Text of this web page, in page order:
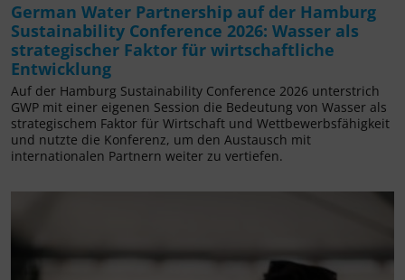
German Water Partnership auf der Hamburg
Sustainability Conference 2026: Wasser als
strategischer Faktor für wirtschaftliche
Entwicklung
Auf der Hamburg Sustainability Conference 2026 unterstrich
GWP mit einer eigenen Session die Bedeutung von Wasser als
strategischem Faktor für Wirtschaft und Wettbewerbsfähigkeit
und nutzte die Konferenz, um den Austausch mit
internationalen Partnern weiter zu vertiefen.